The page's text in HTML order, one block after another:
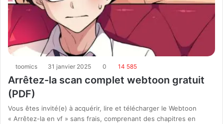
toomics 31 janvier 2025 0 14 585
Arrêtez-la scan complet webtoon gratuit
(PDF)
Vous êtes invité(e) à acquérir, lire et télécharger le Webtoon
« Arrêtez-la en vf » sans frais, comprenant des chapitres en